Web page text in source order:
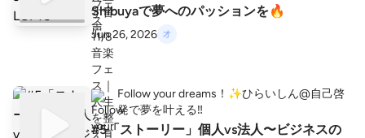
Shibuyaで夢へのパッションを🔥
Jun 26, 2026
Follow your dreams！✨ひらいしん@自己啓
発で夢を叶える‼️
#5「ストーリー」個人vs法人〜ビジネスの